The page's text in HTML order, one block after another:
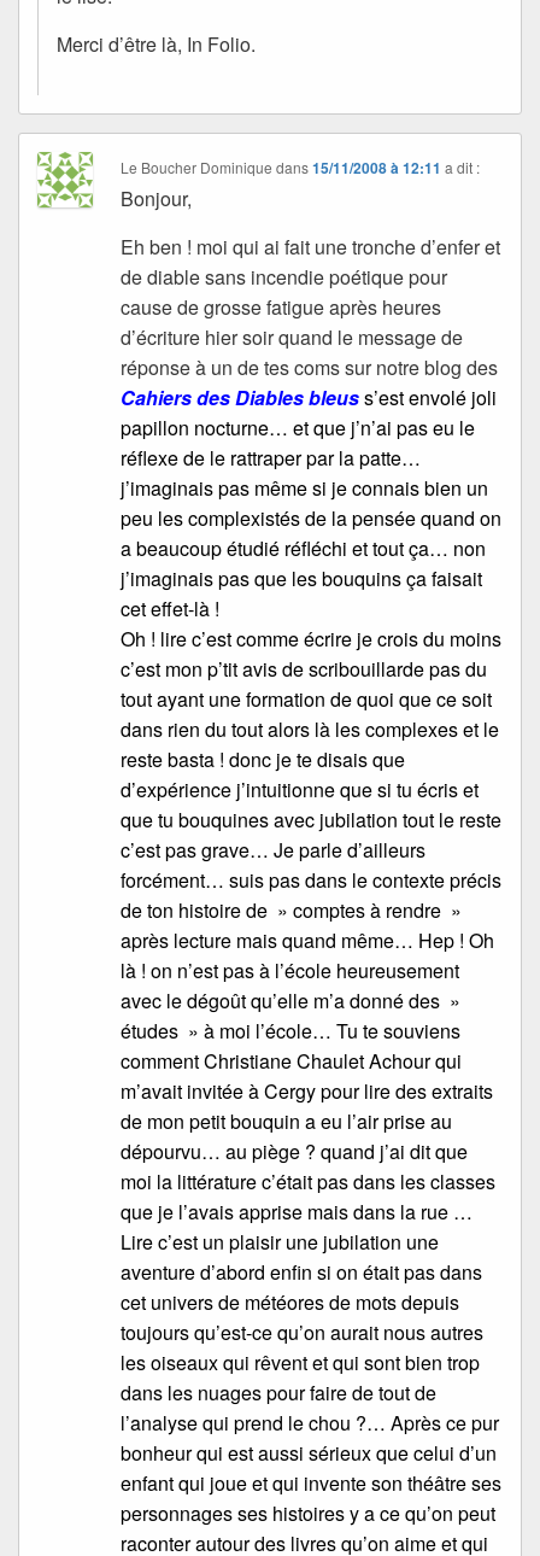
Merci d’être là, In Folio.
Le Boucher Dominique dans15/11/2008 à 12:11 a dit :
Bonjour,
Eh ben ! moi qui ai fait une tronche d’enfer et
de diable sans incendie poétique pour
cause de grosse fatigue après heures
d’écriture hier soir quand le message de
réponse à un de tes coms sur notre blog des
Cahiers des Diables bleuss’est envolé joli
papillon nocturne… et que j’n’ai pas eu le
réflexe de le rattraper par la patte…
j’imaginais pas même si je connais bien un
peu les complexistés de la pensée quand on
a beaucoup étudié réfléchi et tout ça… non
j’imaginais pas que les bouquins ça faisait
cet effet-là !
Oh ! lire c’est comme écrire je crois du moins
c’est mon p’tit avis de scribouillarde pas du
tout ayant une formation de quoi que ce soit
dans rien du tout alors là les complexes et le
reste basta ! donc je te disais que
d’expérience j’intuitionne que si tu écris et
que tu bouquines avec jubilation tout le reste
c’est pas grave… Je parle d’ailleurs
forcément… suis pas dans le contexte précis
de ton histoire de » comptes à rendre »
après lecture mais quand même… Hep ! Oh
là ! on n’est pas à l’école heureusement
avec le dégoût qu’elle m’a donné des »
études » à moi l’école… Tu te souviens
comment Christiane Chaulet Achour qui
m’avait invitée à Cergy pour lire des extraits
de mon petit bouquin a eu l’air prise au
dépourvu… au piège ? quand j’ai dit que
moi la littérature c’était pas dans les classes
que je l’avais apprise mais dans la rue …
Lire c’est un plaisir une jubilation une
aventure d’abord enfin si on était pas dans
cet univers de météores de mots depuis
toujours qu’est-ce qu’on aurait nous autres
les oiseaux qui rêvent et qui sont bien trop
dans les nuages pour faire de tout de
l’analyse qui prend le chou ?… Après ce pur
bonheur qui est aussi sérieux que celui d’un
enfant qui joue et qui invente son théâtre ses
personnages ses histoires y a ce qu’on peut
raconter autour des livres qu’on aime et qui